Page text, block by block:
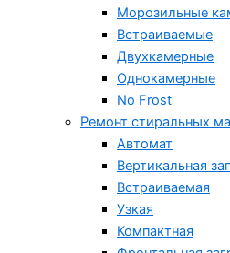
Морозильные
Встраиваемые
Двухкамерные
Однокамерные
No Frost
Ремонт стиральных
Автомат
Вертикальная
Встраиваемая
Узкая
Компактная